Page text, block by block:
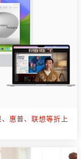
惠普、联想等折上